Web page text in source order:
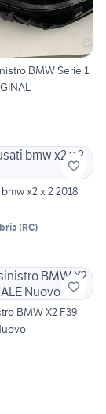
BMW Serie 1
x2 x 2 2018
(RC)
BMW X2 F39